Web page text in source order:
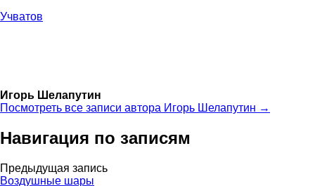
Учватов
Игорь Шелапутин
Посмотреть все записи автора Игорь Шелапутин →
Навигация по записям
Предыдущая запись
Воздушные шары